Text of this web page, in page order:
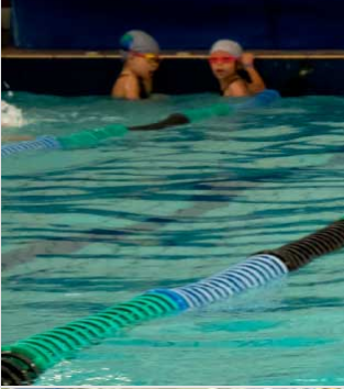
INSTITUCIONAL